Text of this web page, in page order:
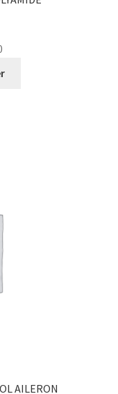
AILERON